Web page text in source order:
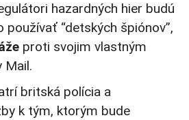
hazardných hier budú
používať “detských špiónov”,
proti svojim vlastným
Mail.
britská polícia a
k tým, ktorým bude